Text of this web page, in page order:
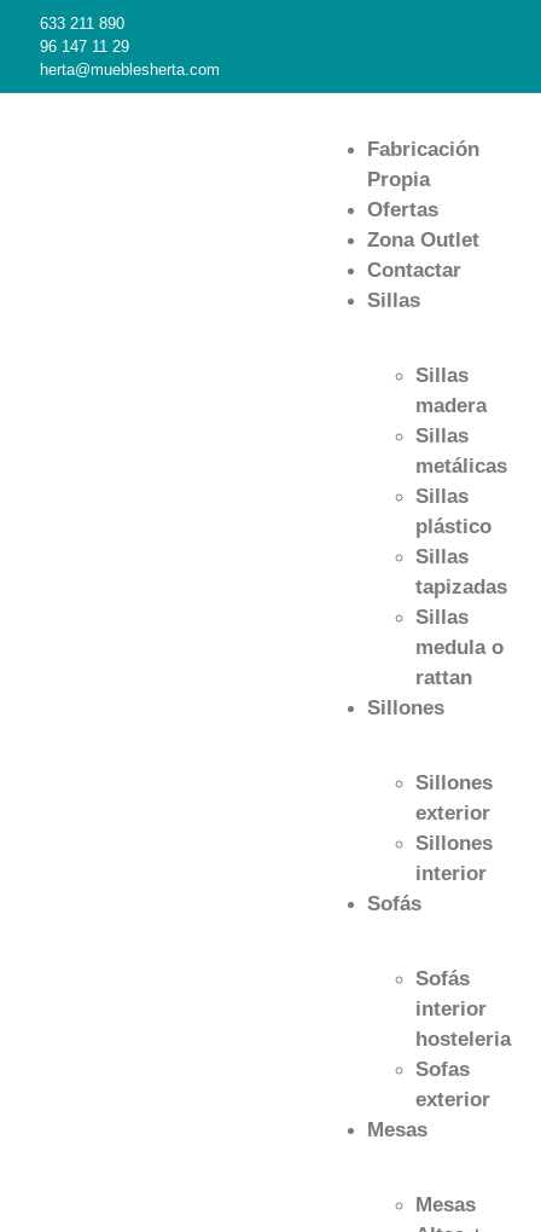
633 211 890
96 147 11 29
herta@mueblesherta.com
Fabricación
Propia
Ofertas
Zona Outlet
Contactar
Sillas
Sillas
madera
Sillas
metálicas
Sillas
plástico
Sillas
tapizadas
Sillas
medula o
rattan
Sillones
Sillones
exterior
Sillones
interior
Sofás
Sofás
interior
hosteleria
Sofas
exterior
Mesas
Mesas